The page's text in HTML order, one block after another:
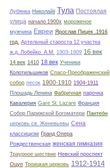
Лубянка Николайii Тула Постоялая
улица начало 1900х мороженое
мужчина Евреи Ярослав Пицек .1916
год. Артельный староста 12 участка
ж.д. Лобейко. А.М.
1903-1909 16 век
14 век 1410 18 век Ученики
Колотильшиков Спасо-Преображенский
собор песок 1900-1910 1904-1911
Плошадь Ленина Фабричная парочка
Кавалерия Gare St. Lazare Франция
Собор Парижской Богоматери Пантео́н
церковь св. Женевьевы Сена
классицизм Гранд Опера
Рождественская женская гимназия
Траурное шествие Невский проспект
Оцуп Троицкая церковь 1912-1914